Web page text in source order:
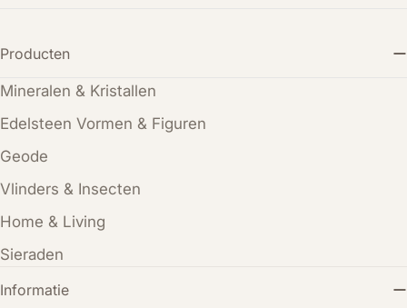
Producten
Mineralen & Kristallen
Edelsteen Vormen & Figuren
Geode
Vlinders & Insecten
Home & Living
Sieraden
Informatie